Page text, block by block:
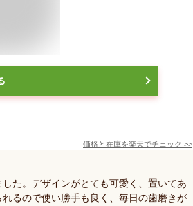
価格と在庫を楽天でチェック >>
た。デザインがとても可愛く、置いてあ
るので使い勝手も良く、毎日の歯磨きが